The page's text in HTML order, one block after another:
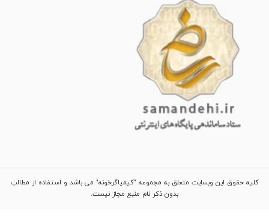
کلیه حقوق این وبسایت متعلق به مجموعه "کیمیاگرخونه" می باشد و استفاده از مطالب
بدون ذکر نام منبع مجاز نیست.